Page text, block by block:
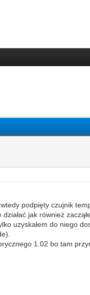
podpięty czujnik
jak również
uzyskałem do niego
1.02 bo tam